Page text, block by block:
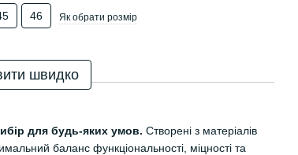
46 Як обрати розмір
швидко
для будь-яких умов. Створені з матеріалів
баланс функціональності, міцності та